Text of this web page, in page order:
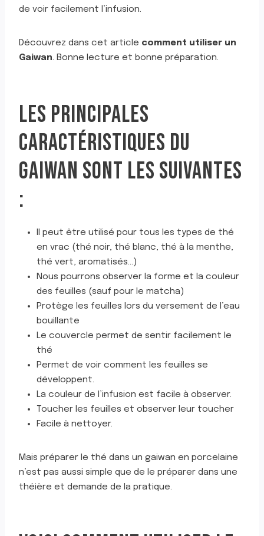
de voir facilement l’infusion.
Découvrez dans cet article comment utiliser un
Gaiwan. Bonne lecture et bonne préparation.
LES PRINCIPALES
CARACTÉRISTIQUES DU
GAIWAN SONT LES SUIVANTES
:
Il peut être utilisé pour tous les types de thé
en vrac (thé noir, thé blanc, thé à la menthe,
thé vert, aromatisés…)
Nous pourrons observer la forme et la couleur
des feuilles (sauf pour le matcha)
Protège les feuilles lors du versement de l’eau
bouillante
Le couvercle permet de sentir facilement le
thé
Permet de voir comment les feuilles se
développent.
La couleur de l’infusion est facile à observer.
Toucher les feuilles et observer leur toucher
Facile à nettoyer.
Mais préparer le thé dans un gaiwan en porcelaine
n’est pas aussi simple que de le préparer dans une
théière et demande de la pratique.